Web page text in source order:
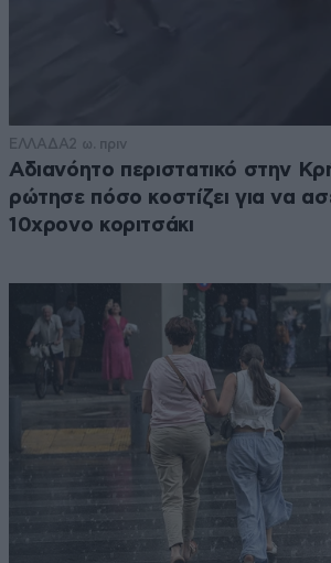
ΕΛΛΑΔΑ2 ω. πριν
Αδιανόητο περιστατικό στην
ρώτησε πόσο κοστίζει για να
10χρονο κοριτσάκι